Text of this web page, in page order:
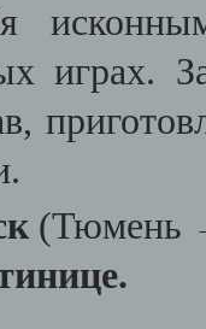
играх.
(Тюмень